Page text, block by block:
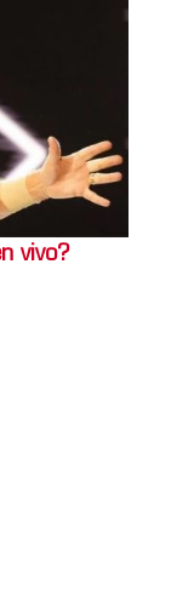
vivo?